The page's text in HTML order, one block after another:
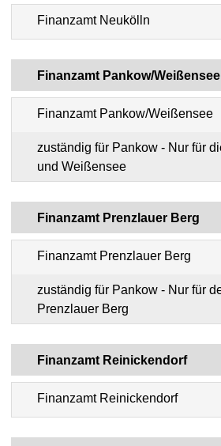
Finanzamt Neukölln
Finanzamt Pankow/Weißensee
Finanzamt Pankow/Weißensee
zuständig für Pankow - Nur für die Ortsteile Pankow
und Weißensee
Finanzamt Prenzlauer Berg
Finanzamt Prenzlauer Berg
zuständig für Pankow - Nur für den Ortsteil
Prenzlauer Berg
Finanzamt Reinickendorf
Finanzamt Reinickendorf